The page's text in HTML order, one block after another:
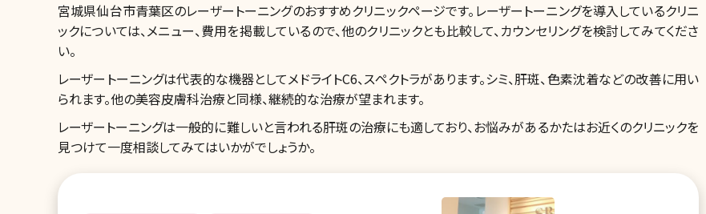
宮城県仙台市青葉区のレーザートーニングのおすすめクリニックページです。レーザートーニングを導入しているクリニ
ックについては、メニュー、費用を掲載しているので、他のクリニックとも比較して、カウンセリングを検討してみてくださ
い。
レーザートーニングは代表的な機器としてメドライトC6、スペクトラがあります。シミ、肝斑、色素沈着などの改善に用い
られます。他の美容皮膚科治療と同様、継続的な治療が望まれます。
レーザートーニングは一般的に難しいと言われる肝斑の治療にも適しており、お悩みがあるかたはお近くのクリニックを
見つけて一度相談してみてはいかがでしょうか。